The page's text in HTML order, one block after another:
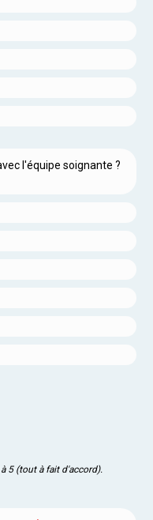
l'équipe soignante ?
5 (tout à fait d'accord).